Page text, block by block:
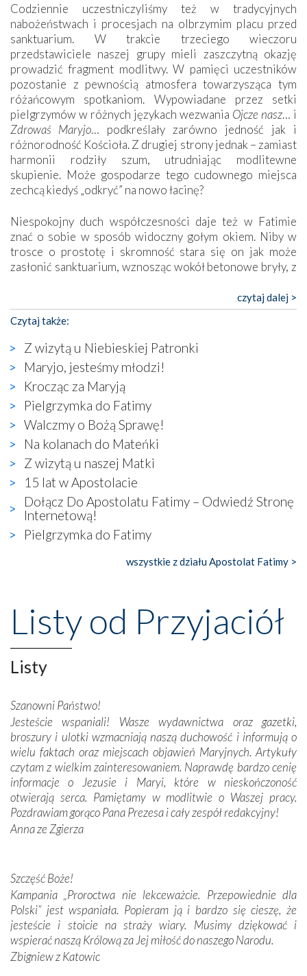
Codziennie uczestniczyliśmy też w tradycyjnych
nabożeństwach i procesjach na olbrzymim placu przed
sanktuarium. W trakcie trzeciego wieczoru
przedstawiciele naszej grupy mieli zaszczytną okazję
prowadzić fragment modlitwy. W pamięci uczestników
pozostanie z pewnością atmosfera towarzysząca tym
różańcowym spotkaniom. Wypowiadane przez setki
pielgrzymów w różnych językach wezwania Ojcze nasz… i
Zdrowaś Maryjo… podkreślały zarówno jedność jak i
różnorodność Kościoła. Z drugiej strony jednak – zamiast
harmonii rodziły szum, utrudniając modlitewne
skupienie. Może gospodarze tego cudownego miejsca
zechcą kiedyś „odkryć” na nowo łacinę?
Niespokojny duch współczesności daje też w Fatimie
znać o sobie w sposób widoczny gołym okiem. Niby w
trosce o prostotę i skromność stara się on jak może
zasłonić sanktuarium, wznosząc wokół betonowe bryły, z
katolickiego kultu. Tylko co wspólnego z żywą,
autentyczną wiarą mogą mieć płaskie, szare bunkry albo
kaplice, w których Tabernakulum przypomina bardziej
skrzynkę na narzędzia? Albo co powiedzieć o ustawionym
tuż przy nowej bazylice wielkim krzyżu, na którym
zamiast Chrystusa umieszczono dziwaczną postać jakby
wyjętą ze starożytnych hieroglifów? W kulturowym
kontekście naszych czasów to raczej karykatura niż godny
wizerunek Zbawiciela…
Zatem nawet w bezpośrednim otoczeniu sanktuarium
naocznie przekonaliśmy się, że wewnątrz Kościoła toczy
się ogromna walka o kształt katolicyzmu i o serca
wierzących. Do czego to zmaganie może prowadzić,
widzieliśmy w urokliwym, niewielkim mieście Obidos,
gdzie w miejscu dawnego kościoła działa dzisiaj…
księgarnia.
Nasze pielgrzymkowe wyprawy, których celem były
wspaniałe klasztory w miasteczku Alcobaça czy w Batalhi,
Opatrznościową pomoc w wygranej bitwie o
niepodległość kraju. Zachwyt budziła potężna, a zarazem
misterna architektura tych monumentalnych dzieł,
wspaniałe zdobienia, dbałość ich twórców o detale,
połączenie talentów z wytrwałością i pracowitością
Podążyliśmy też śladami fatimskich wizjonerów – Łucji
dos Santos oraz świętych Hiacynty i Franciszka Marto.
Modliliśmy się przy ich grobach. Odprawiliśmy Drogę
Krzyżową w ich rodzinnych stronach, odwiedziliśmy
domy, w których żyli.
W miejscu objawień Matki Bożej zapaliliśmy świece
przywiezione wraz z intencjami powierzonymi nam przez
spotykaliśmy się z serdeczną otwartością
Portugalczyków. Podziwialiśmy ich ludową sztukę i
zwyczaje. Mimo że nasze kraje są od siebie bardzo
oddalone, w żaden sposób nie czuliśmy się obco.
Sprawiła to oczywiście sama Matka Boża, ale też
kulturowa bliskość biorąca swój początek w naszej
wspólnej wierze. Podczas wyjazdów do historycznych
czytaj dalej >
Czytaj także:
Z wizytą u Niebieskiej Patronki
Maryjo, jesteśmy młodzi!
Krocząc za Maryją
Pielgrzymka do Fatimy
Walczmy o Bożą Sprawę!
Na kolanach do Mateńki
Z wizytą u naszej Matki
15 lat w Apostolacie
Dołącz Do Apostolatu Fatimy – Odwiedź Stronę
Internetową!
Pielgrzymka do Fatimy
wszystkie z działu Apostolat Fatimy >
Listy od Przyjaciół
Listy
Szanowni Państwo!
Jesteście wspaniali! Wasze wydawnictwa oraz gazetki,
broszury i ulotki wzmacniają naszą duchowość i informują o
wielu faktach oraz miejscach objawień Maryjnych. Artykuły
czytam z wielkim zainteresowaniem. Naprawdę bardzo cenię
informacje o Jezusie i Maryi, które w nieskończoność
otwierają serca. Pamiętamy w modlitwie o Waszej pracy.
Pozdrawiam gorąco Pana Prezesa i cały zespół redakcyjny!
Anna ze Zgierza
Szczęść Boże!
Kampania „Proroctwa nie lekceważcie. Przepowiednie dla
Polski” jest wspaniała. Popieram ją i bardzo się cieszę, że
jesteście i stoicie na straży wiary. Musimy dziękować i
wspierać naszą Królową za Jej miłość do naszego Narodu.
Zbigniew z Katowic